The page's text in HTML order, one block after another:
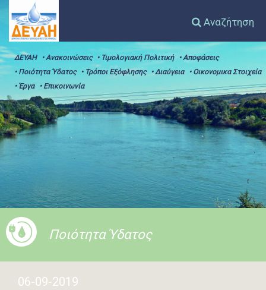
Αναζήτηση
ΔΕΥΑΗ • Ανακοινώσεις • Τιμολογιακή Πολιτική
• Αποφάσεις
• Ποιότητα Ύδατος
• Τρόποι Εξόφλησης • Διαύγεια
• Οικονομικα Στοιχεία
• Έργα
• Επικοινωνία
Ποιότητα Ύδατος
06-09-2019